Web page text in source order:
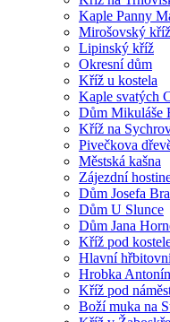
Kaple Panny
Mirošovský kříž
Lipinský kříž
Okresní dům
Kříž u kostela
Kaple svatých
Dům Mikuláše
Kříž na
Pivečkova
Městská kašna
Zájezdní
Dům Josefa
Dům U Slunce
Dům Jana
Kříž pod
Hlavní
Hrobka
Kříž pod
Boží muka na